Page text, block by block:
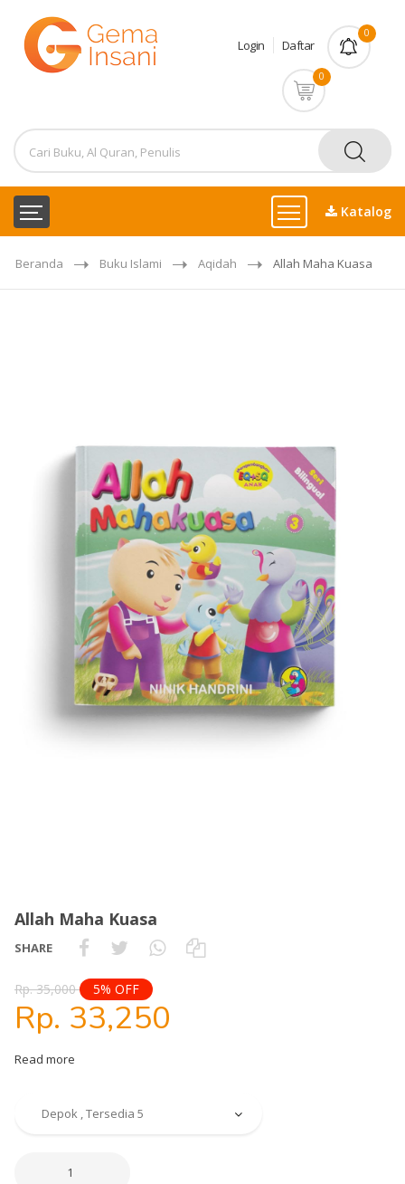
Login Daftar
0
0
Katalog
Beranda Buku Islami Aqidah Allah Maha Kuasa
Allah Maha Kuasa
SHARE
Rp. 35,000 5% OFF
Rp. 33,250
Read more